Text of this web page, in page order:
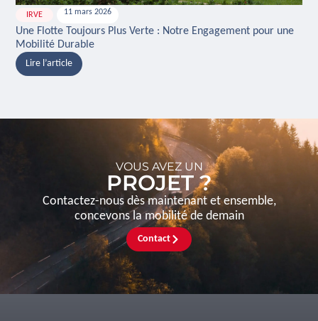
IRVE 11 mars 2026
Une Flotte Toujours Plus Verte : Notre Engagement pour une
Mobilité Durable
Lire l’article
VOUS AVEZ UN
PROJET ?
Contactez-nous dès maintenant et ensemble,
concevons la mobilité de demain
Contact